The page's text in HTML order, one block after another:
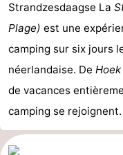
Strandzesdaagse La
Plage) est une
camping sur six jours
néerlandaise. De
de vacances
camping se